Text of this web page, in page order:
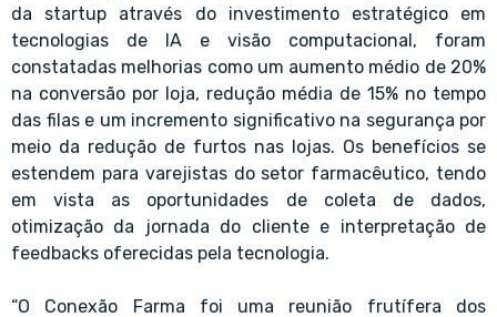
da startup através do investimento estratégico em
tecnologias de IA e visão computacional, foram
constatadas melhorias como um aumento médio de 20%
na conversão por loja, redução média de 15% no tempo
das filas e um incremento significativo na segurança por
meio da redução de furtos nas lojas. Os benefícios se
estendem para varejistas do setor farmacêutico, tendo
em vista as oportunidades de coleta de dados,
otimização da jornada do cliente e interpretação de
feedbacks oferecidas pela tecnologia.
“O Conexão Farma foi uma reunião frutífera dos